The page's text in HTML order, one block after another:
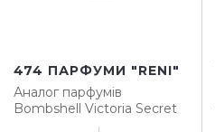
474 ПАРФУМИ "RENI"
Аналог парфумів
Bombshell Victoria Secret